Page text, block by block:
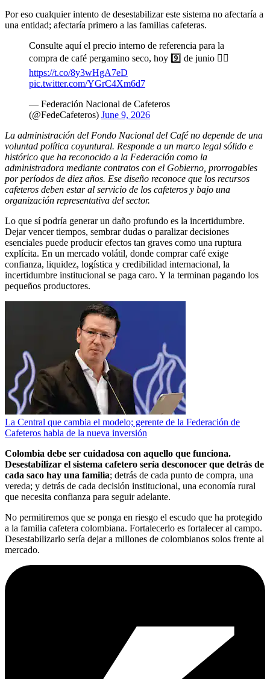
Por eso cualquier intento de desestabilizar este sistema no afectaría a
una entidad; afectaría primero a las familias cafeteras.
Consulte aquí el precio interno de referencia para la
compra de café pergamino seco, hoy 9️⃣ de junio 👉🏽
https://t.co/8y3wHgA7eD
pic.twitter.com/YGrC4Xm6d7
— Federación Nacional de Cafeteros
(@FedeCafeteros) June 9, 2026
La administración del Fondo Nacional del Café no depende de una
voluntad política coyuntural. Responde a un marco legal sólido e
histórico que ha reconocido a la Federación como la
administradora mediante contratos con el Gobierno, prorrogables
por períodos de diez años. Ese diseño reconoce que los recursos
cafeteros deben estar al servicio de los cafeteros y bajo una
organización representativa del sector.
Lo que sí podría generar un daño profundo es la incertidumbre.
Dejar vencer tiempos, sembrar dudas o paralizar decisiones
esenciales puede producir efectos tan graves como una ruptura
explícita. En un mercado volátil, donde comprar café exige
confianza, liquidez, logística y credibilidad internacional, la
incertidumbre institucional se paga caro. Y la terminan pagando los
pequeños productores.
La Central que cambia el modelo; gerente de la Federación de
Cafeteros habla de la nueva inversión
Colombia debe ser cuidadosa con aquello que funciona.
Desestabilizar el sistema cafetero sería desconocer que detrás de
cada saco hay una familia; detrás de cada punto de compra, una
vereda; y detrás de cada decisión institucional, una economía rural
que necesita confianza para seguir adelante.
No permitiremos que se ponga en riesgo el escudo que ha protegido
a la familia cafetera colombiana. Fortalecerlo es fortalecer al campo.
Desestabilizarlo sería dejar a millones de colombianos solos frente al
mercado.